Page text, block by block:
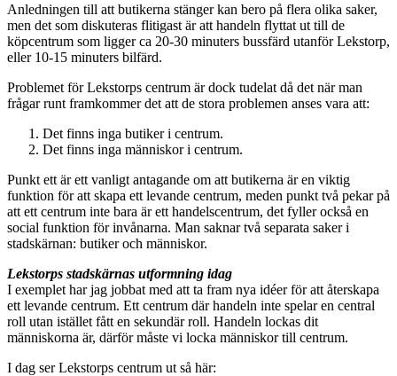
Anledningen till att butikerna stänger kan bero på flera olika saker,
men det som diskuteras flitigast är att handeln flyttat ut till de
köpcentrum som ligger ca 20-30 minuters bussfärd utanför Lekstorp,
eller 10-15 minuters bilfärd.
Problemet för Lekstorps centrum är dock tudelat då det när man
frågar runt framkommer det att de stora problemen anses vara att:
Det finns inga butiker i centrum.
Det finns inga människor i centrum.
Punkt ett är ett vanligt antagande om att butikerna är en viktig
funktion för att skapa ett levande centrum, meden punkt två pekar på
att ett centrum inte bara är ett handelscentrum, det fyller också en
social funktion för invånarna. Man saknar två separata saker i
stadskärnan: butiker och människor.
Lekstorps stadskärnas utformning idag
I exemplet har jag jobbat med att ta fram nya idéer för att återskapa
ett levande centrum. Ett centrum där handeln inte spelar en central
roll utan istället fått en sekundär roll. Handeln lockas dit
människorna är, därför måste vi locka människor till centrum.
I dag ser Lekstorps centrum ut så här: